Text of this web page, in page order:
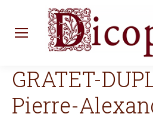
GRATET-
Pierre-